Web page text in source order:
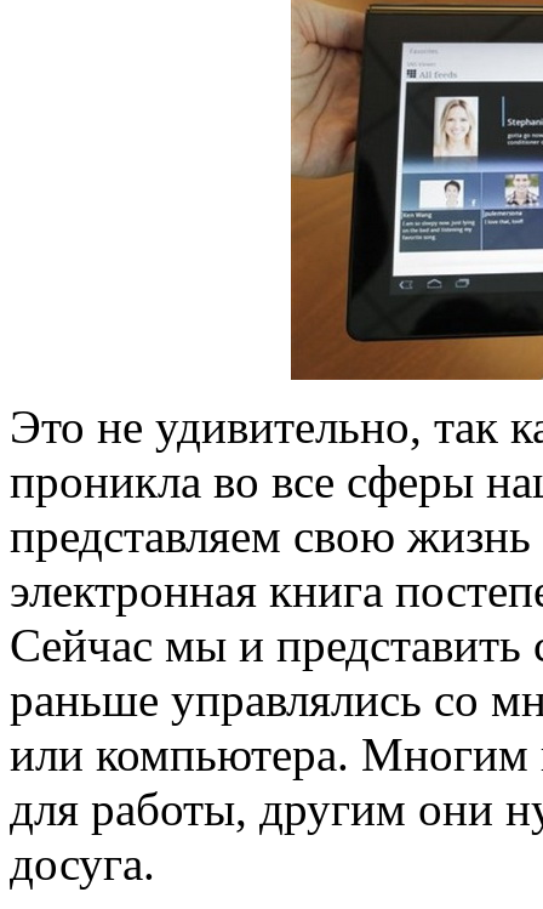
Это не удивительно, так
проникла во все сферы
представляем свою
электронная книга
Сейчас мы и
раньше управлялись со
или компьютера. Многим
для работы, другим они
досуга.